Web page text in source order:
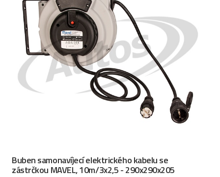
Buben samonavíjecí elektrického kabelu se
zástrčkou MAVEL, 10m/3x2,5 - 290x290x205